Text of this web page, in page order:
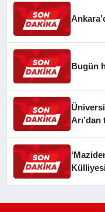
Bugün